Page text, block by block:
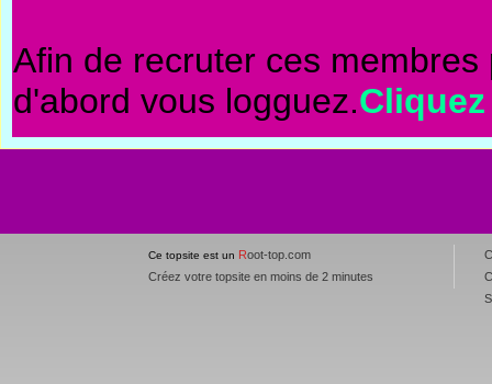
Afin de recruter ces
d'abord vous logguez.
Ce topsite est un Root-top.com
Créez votre topsite en moins de 2 minutes